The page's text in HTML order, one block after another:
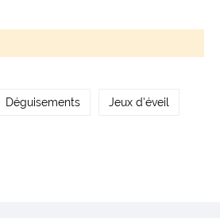
Déguisements Jeux d’éveil